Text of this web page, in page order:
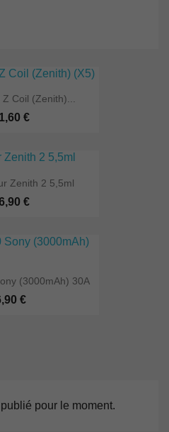
Z Coil (Zenith)...
€
Zenith 2 5,5ml
€
(3000mAh) 30A
€
pour le moment.